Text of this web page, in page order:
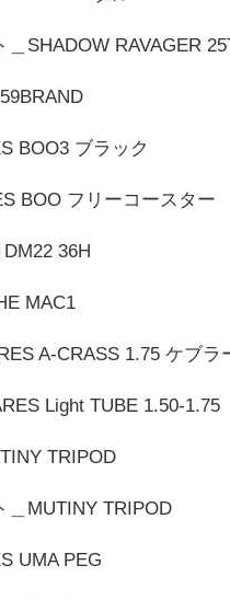
＿SHADOW RAVAGER
BOO3 ブラック
BOO フリーコースター
DM22 36H
MAC1
A-CRASS 1.75 ケブラ
Light TUBE 1.50-1.75
TRIPOD
＿MUTINY TRIPOD
UMA PEG